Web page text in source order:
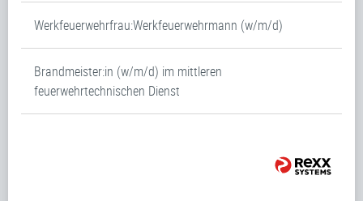
Werkfeuerwehrfrau:Werkfeuerwehrmann (w/m/d)
Brandmeister:in (w/m/d) im mittleren
feuerwehrtechnischen Dienst